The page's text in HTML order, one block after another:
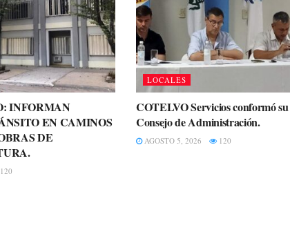
INFORMAN
EN CAMINOS
DE
LOCALES
COTELVO Servicios conformó
Consejo de Administración.
AGOSTO 5, 2026 120